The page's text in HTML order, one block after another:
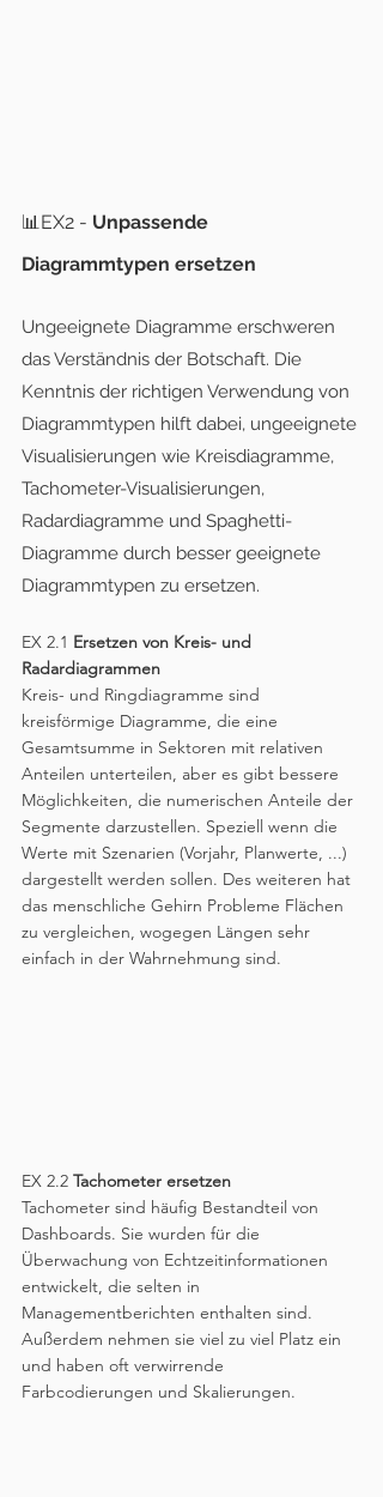
📊EX2 - Unpassende
Diagrammtypen ersetzen
Ungeeignete Diagramme erschweren
das Verständnis der Botschaft. Die
Kenntnis der richtigen Verwendung von
Diagrammtypen hilft dabei, ungeeignete
Visualisierungen wie Kreisdiagramme,
Tachometer-Visualisierungen,
Radardiagramme und Spaghetti-
Diagramme durch besser geeignete
Diagrammtypen zu ersetzen.
EX 2.1 Ersetzen von Kreis- und
Radardiagrammen
Kreis- und Ringdiagramme sind
kreisförmige Diagramme, die eine
Gesamtsumme in Sektoren mit relativen
Anteilen unterteilen, aber es gibt bessere
Möglichkeiten, die numerischen Anteile der
Segmente darzustellen. Speziell wenn die
Werte mit Szenarien (Vorjahr, Planwerte, ...)
dargestellt werden sollen. Des weiteren hat
das menschliche Gehirn Probleme Flächen
zu vergleichen, wogegen Längen sehr
einfach in der Wahrnehmung sind.
EX 2.2 Tachometer ersetzen
Tachometer sind häufig Bestandteil von
Dashboards. Sie wurden für die
Überwachung von Echtzeitinformationen
entwickelt, die selten in
Managementberichten enthalten sind.
Außerdem nehmen sie viel zu viel Platz ein
und haben oft verwirrende
Farbcodierungen und Skalierungen.